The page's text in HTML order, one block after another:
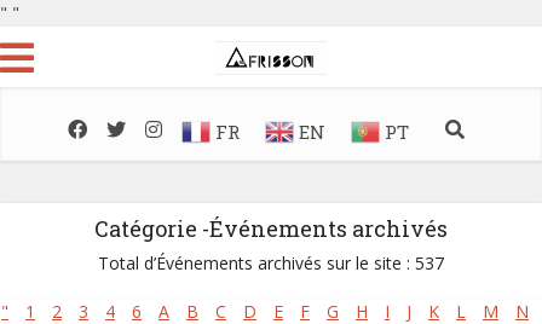
" "
FR EN PT
Catégorie -Événements archivés
Total d’Événements archivés sur le site : 537
" 1 2 3 4 6 A B C D E F G H I J K L M
N